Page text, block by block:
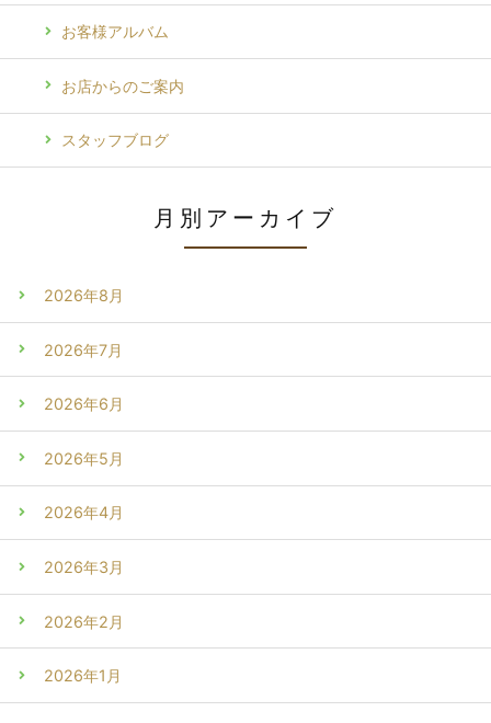
お客様アルバム
お店からのご案内
スタッフブログ
月別アーカイブ
2026年8月
2026年7月
2026年6月
2026年5月
2026年4月
2026年3月
2026年2月
2026年1月